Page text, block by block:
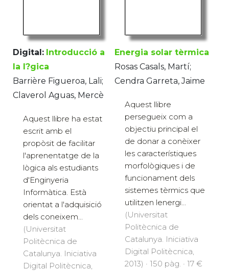
Digital: Introducció a
la l?gica
Barrière Figueroa, Lali;
Claverol Aguas, Mercè
Aquest llibre ha estat
escrit amb el
propòsit de facilitar
l'aprenentatge de la
lògica als estudiants
d'Enginyeria
Informàtica. Està
orientat a l'adquisició
dels coneixem...
(Universitat
Politècnica de
Catalunya. Iniciativa
Digital Politècnica,
Energia solar tèrmica
Rosas Casals, Martí;
Cendra Garreta, Jaime
Aquest llibre
persegueix com a
objectiu principal el
de donar a conèixer
les característiques
morfològiques i de
funcionament dels
sistemes tèrmics que
utilitzen lenergi...
(Universitat
Politècnica de
Catalunya. Iniciativa
Digital Politècnica,
2013) · 150 pàg. · 17 €